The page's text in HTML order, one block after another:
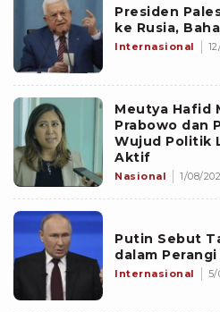
Presiden
ke Rusia,
Internasional
Meutya Hafid
Prabowo dan
Wujud Politik
Aktif
Nasional 1/08/
Putin Sebut
dalam
Internasional 5/